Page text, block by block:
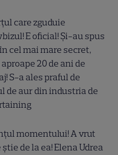
care zguduie
E oficial! Și-au spus
cel mai mare secret,
aproape 20 de ani de
S-a ales praful de
de aur din industria de
momentului! A vrut
știe de la ea! Elena Udrea